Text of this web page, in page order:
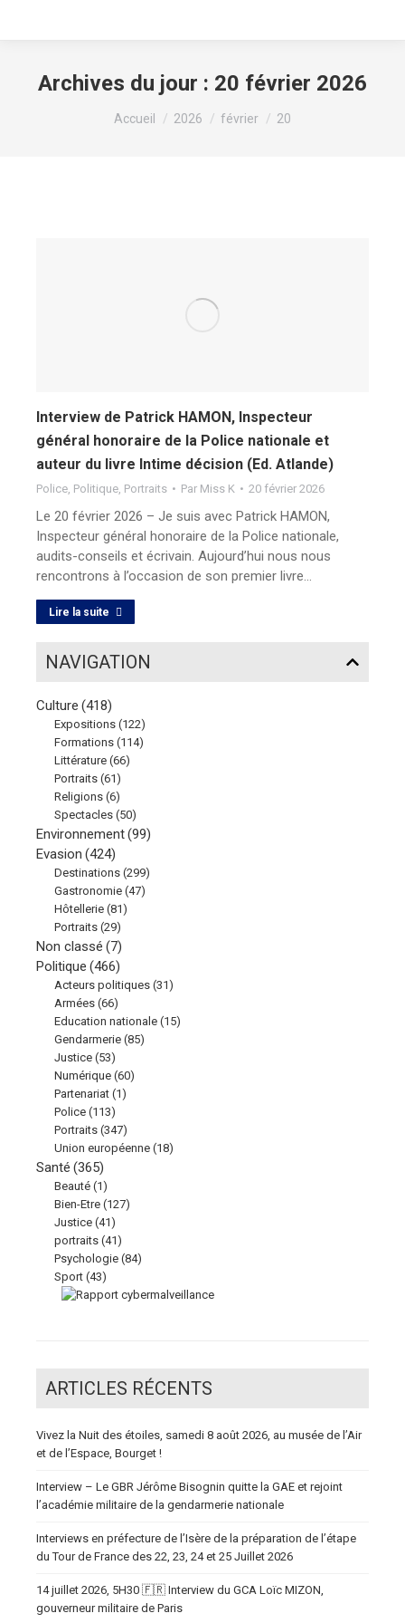
Archives du jour : 20 février 2026
Vous êtes ici :
Accueil 2026 février 20
Interview de Patrick HAMON, Inspecteur
général honoraire de la Police nationale et
auteur du livre Intime décision (Ed. Atlande)
Police, Politique, Portraits Par Miss K 20 février 2026
Le 20 février 2026 – Je suis avec Patrick HAMON,
Inspecteur général honoraire de la Police nationale,
audits-conseils et écrivain. Aujourd’hui nous nous
rencontrons à l’occasion de son premier livre…
Lire la suite
NAVIGATION
Culture (418)
Expositions (122)
Formations (114)
Littérature (66)
Portraits (61)
Religions (6)
Spectacles (50)
Environnement(99)
Evasion (424)
Destinations (299)
Gastronomie (47)
Hôtellerie (81)
Portraits (29)
Non classé (7)
Politique (466)
Acteurs politiques (31)
Armées (66)
Education nationale (15)
Gendarmerie (85)
Justice (53)
Numérique (60)
Partenariat (1)
Police (113)
Portraits (347)
Union européenne (18)
Santé (365)
Beauté (1)
Bien-Etre (127)
Justice (41)
portraits (41)
Psychologie (84)
Sport (43)
ARTICLES RÉCENTS
Vivez la Nuit des étoiles, samedi 8 août 2026, au musée de l’Air
et de l’Espace, Bourget !
Interview – Le GBR Jérôme Bisognin quitte la GAE et rejoint
l’académie militaire de la gendarmerie nationale
Interviews en préfecture de l’Isère de la préparation de l’étape
du Tour de France des 22, 23, 24 et 25 Juillet 2026
14 juillet 2026, 5H30 🇫🇷 Interview du GCA Loïc MIZON,
gouverneur militaire de Paris